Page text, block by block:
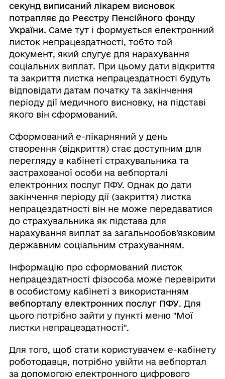
секунд виписаний лікарем висновок
потрапляє до Реєстру Пенсійного фонду
України. Саме тут і формується електронний
листок непрацездатності, тобто той
документ, який слугує для нарахування
соціальних виплат. При цьому дати відкриття
та закриття листка непрацездатності будуть
відповідати датам початку та закінчення
періоду дії медичного висновку, на підставі
якого він сформований.
Сформований е-лікарняний у день
створення (відкриття) стає доступним для
перегляду в кабінеті страхувальника та
застрахованої особи на вебпорталі
електронних послуг ПФУ. Однак до дати
закінчення періоду дії (закриття) листка
непрацездатності він не може передаватися
до страхувальника як підстава для
нарахування виплат за загальнообов’язковим
державним соціальним страхуванням.
Інформацію про сформований листок
непрацездатності фізособа може перевірити
в особистому кабінеті з використанням
вебпорталу електронних послуг ПФУ. Для
цього потрібно зайти у пункті меню "Мої
листки непрацездатності".
Для того, щоб стати користувачем е-кабінету
роботодавця, потрібно увійти на вебпортал
за допомогою електронного цифрового